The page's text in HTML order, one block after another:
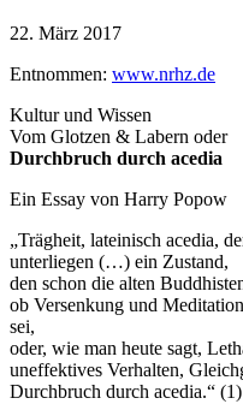
22. März 2017
Entnommen: www.nrhz.de
Kultur und Wissen
Vom Glotzen & Labern oder
Durchbruch durch acedia
Ein Essay von Harry Popow
„Trägheit, lateinisch acedia,
unterliegen (…) ein Zustand,
den schon die alten
ob Versenkung und
sei,
oder, wie man heute sagt,
uneffektives Verhalten,
Durchbruch durch acedia.“ (1)